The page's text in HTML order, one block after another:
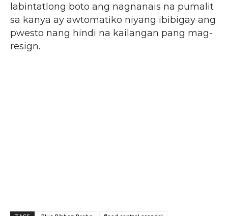
labintatlong boto ang nagnanais na pumalit
sa kanya ay awtomatiko niyang ibibigay ang
pwesto nang hindi na kailangan pang mag-
resign.